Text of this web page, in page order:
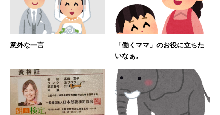
意外な一言
「働くママ」のお役に立ちた
いなぁ。